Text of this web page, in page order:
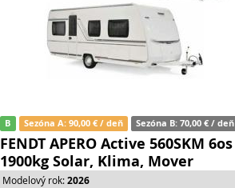
B Sezóna A: 90,00 € / deň Sezóna B: 70,00 € / deň
FENDT APERO Active 560SKM 6os
1900kg Solar, Klima, Mover
Modelový rok:2026